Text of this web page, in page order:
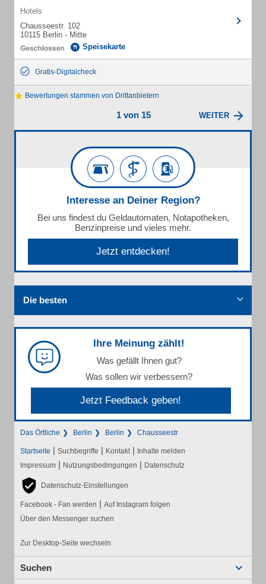
Hotels
Chausseestr. 102
10115 Berlin - Mitte
Speisekarte
Gratis-Digitalcheck
Bewertungen stammen von Drittanbietern
1 von 15 WEITER
Interesse an Deiner Region?
Bei uns findest du Geldautomaten, Notapotheken,
Benzinpreise und vieles mehr.
Jetzt entdecken!
Die besten
Ihre Meinung zählt!
Was gefällt Ihnen gut?
Was sollen wir verbessern?
Jetzt Feedback geben!
Das Örtliche Berlin Berlin Chausseestr
Startseite | Suchbegriffe | Kontakt | Inhalte melden
Impressum | Nutzungsbedingungen | Datenschutz
Datenschutz-Einstellungen
Facebook - Fan werden | Auf Instagram folgen
Über den Messenger suchen
Zur Desktop-Seite wechseln
Suchen